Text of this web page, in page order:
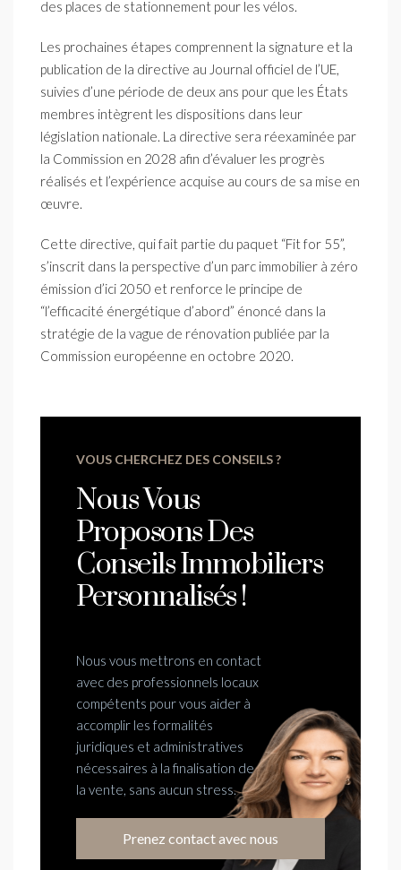
des places de stationnement pour les vélos.
Les prochaines étapes comprennent la signature et la
publication de la directive au Journal officiel de l’UE,
suivies d’une période de deux ans pour que les États
membres intègrent les dispositions dans leur
législation nationale. La directive sera réexaminée par
la Commission en 2028 afin d’évaluer les progrès
réalisés et l’expérience acquise au cours de sa mise en
œuvre.
Cette directive, qui fait partie du paquet “Fit for 55”,
s’inscrit dans la perspective d’un parc immobilier à zéro
émission d’ici 2050 et renforce le principe de
“l’efficacité énergétique d’abord” énoncé dans la
stratégie de la vague de rénovation publiée par la
Commission européenne en octobre 2020.
VOUS CHERCHEZ DES CONSEILS ?
Nous Vous
Proposons Des
Conseils Immobiliers
Personnalisés !
Nous vous mettrons en contact
avec des professionnels locaux
compétents pour vous aider à
accomplir les formalités
juridiques et administratives
nécessaires à la finalisation de
la vente, sans aucun stress.
Prenez contact avec nous